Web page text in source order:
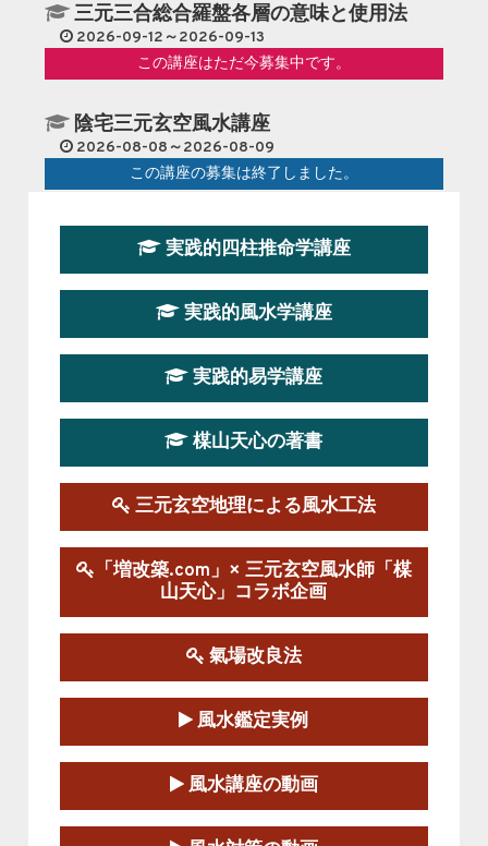
三元三合総合羅盤各層の意味と使用法
2026-09-12～2026-09-13
この講座はただ今募集中です。
陰宅三元玄空風水講座
2026-08-08～2026-08-09
この講座の募集は終了しました。
第１９期立命塾『実践的易学講座』
2026-08-22～2026-10-25
第19期立命塾実践的四柱推命学講座
2026-03-20～2026-07-19
第１９期立命塾実践的風水学講座
この講座の募集は終了しました。
陰宅三元玄空風水講座
2025-06-07～2025-06-08
この講座の募集は終了しました。
第１８期立命塾『実践的易学講座』
2025-06-21～2025-08-24
この講座の募集は終了しました。
第１８期立命塾「実践的四柱立命学（四
柱推命学）講座」
2025-01-11～2025-05-11
実践的四柱推命学講座
実践的風水学講座
実践的易学講座
楳山天心の著書
三元玄空地理による風水工法
「増改築.com」× 三元玄空風水師「楳
山天心」コラボ企画
氣場改良法
風水鑑定実例
風水講座の動画